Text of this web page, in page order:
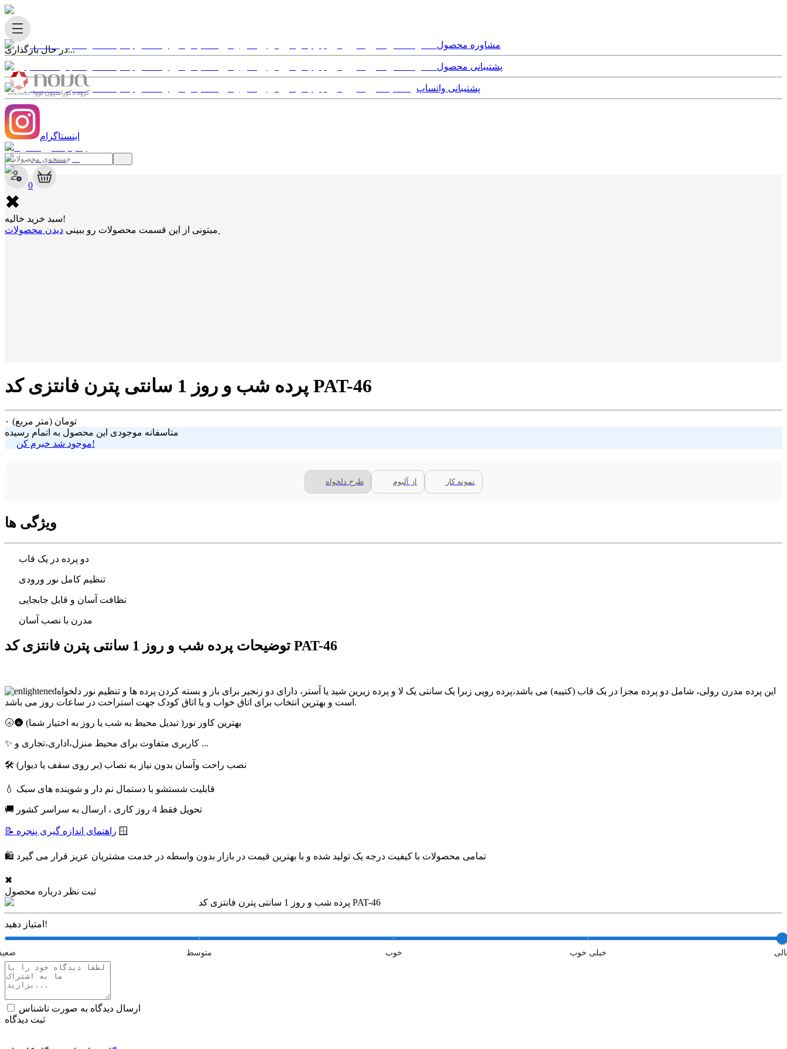
در حال بارگذاری...
✖
0
✖
سبد خرید خالیه!
میتونی از این قسمت محصولات رو ببینی
مشاوره محصول
پشتیبانی محصول
پشتیبانی واتساپ
اینستاگرام
پرده شب و روز 1 سانتی پترن فانتزی کد PAT-46
۰ تومان (متر مربع)
متاسفانه موجودی این محصول به اتمام رسیده
موجود شد خبرم کن!
طرح دلخواه از آلبوم نمونه کار
ویژگی ها
دو پرده در یک قاب
تنظیم کامل نور ورودی
نظافت آسان و قابل جابجایی
مدرن با نصب آسان
توضیحات پرده شب و روز 1 سانتی پترن فانتزی کد PAT-46
این پرده مدرن رولی، شامل دو پرده مجزا در یک قاب (کتیبه) می باشد،پرده رویی زبرا یک سانتی یک لا و پرده زیرین شید یا آستر، دارای دو زنجیر برای باز و بسته کردن پرده ها و تنظیم نور دلخواه
است و بهترین انتخاب برای اتاق خواب و یا اتاق کودک جهت استراحت در ساعات روز می باشد.
🌝🌚 بهترین کاور نور( تبدیل محیط به شب یا روز به اختیار شما)
✨ کاربری متفاوت برای محیط منزل،اداری،تجاری و ...
🛠 نصب راحت وآسان بدون نیاز به نصاب (بر روی سقف یا دیوار)
💧 قابلیت شستشو با دستمال نم دار و شوینده های سبک
🚚 تحویل فقط 4 روز کاری ، ارسال به سراسر کشور
📝 راهنمای اندازه گیری پنجره 🪟
🛍 تمامی محصولات با کیفیت درجه یک تولید شده و با بهترین قیمت در بازار بدون واسطه در خدمت مشتریان عزیز قرار می گیرد
✖
ثبت نظر درباره محصول
پرده شب و روز 1 سانتی پترن فانتزی کد PAT-46
امتیاز دهید!
متوسط خوب خیلی خوب
ارسال دیدگاه به صورت ناشناس
ثبت دیدگاه